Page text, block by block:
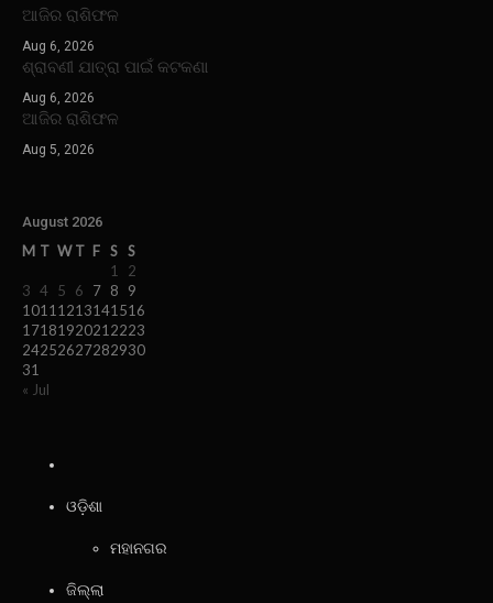
ଆଜିର ରାଶିଫଳ
Aug 6, 2026
ଶ୍ରାବଣୀ ଯାତ୍ରା ପାଇଁ କଟକଣା
Aug 6, 2026
ଆଜିର ରାଶିଫଳ
Aug 5, 2026
August 2026
M T W T F S S
1
2
3 4 5 6 7 8
9
1011 1213141516
1718192021 2223
24252627282930
31
« Jul
ଓଡ଼ିଶା
ମହାନଗର
ଜିଲ୍ଲା